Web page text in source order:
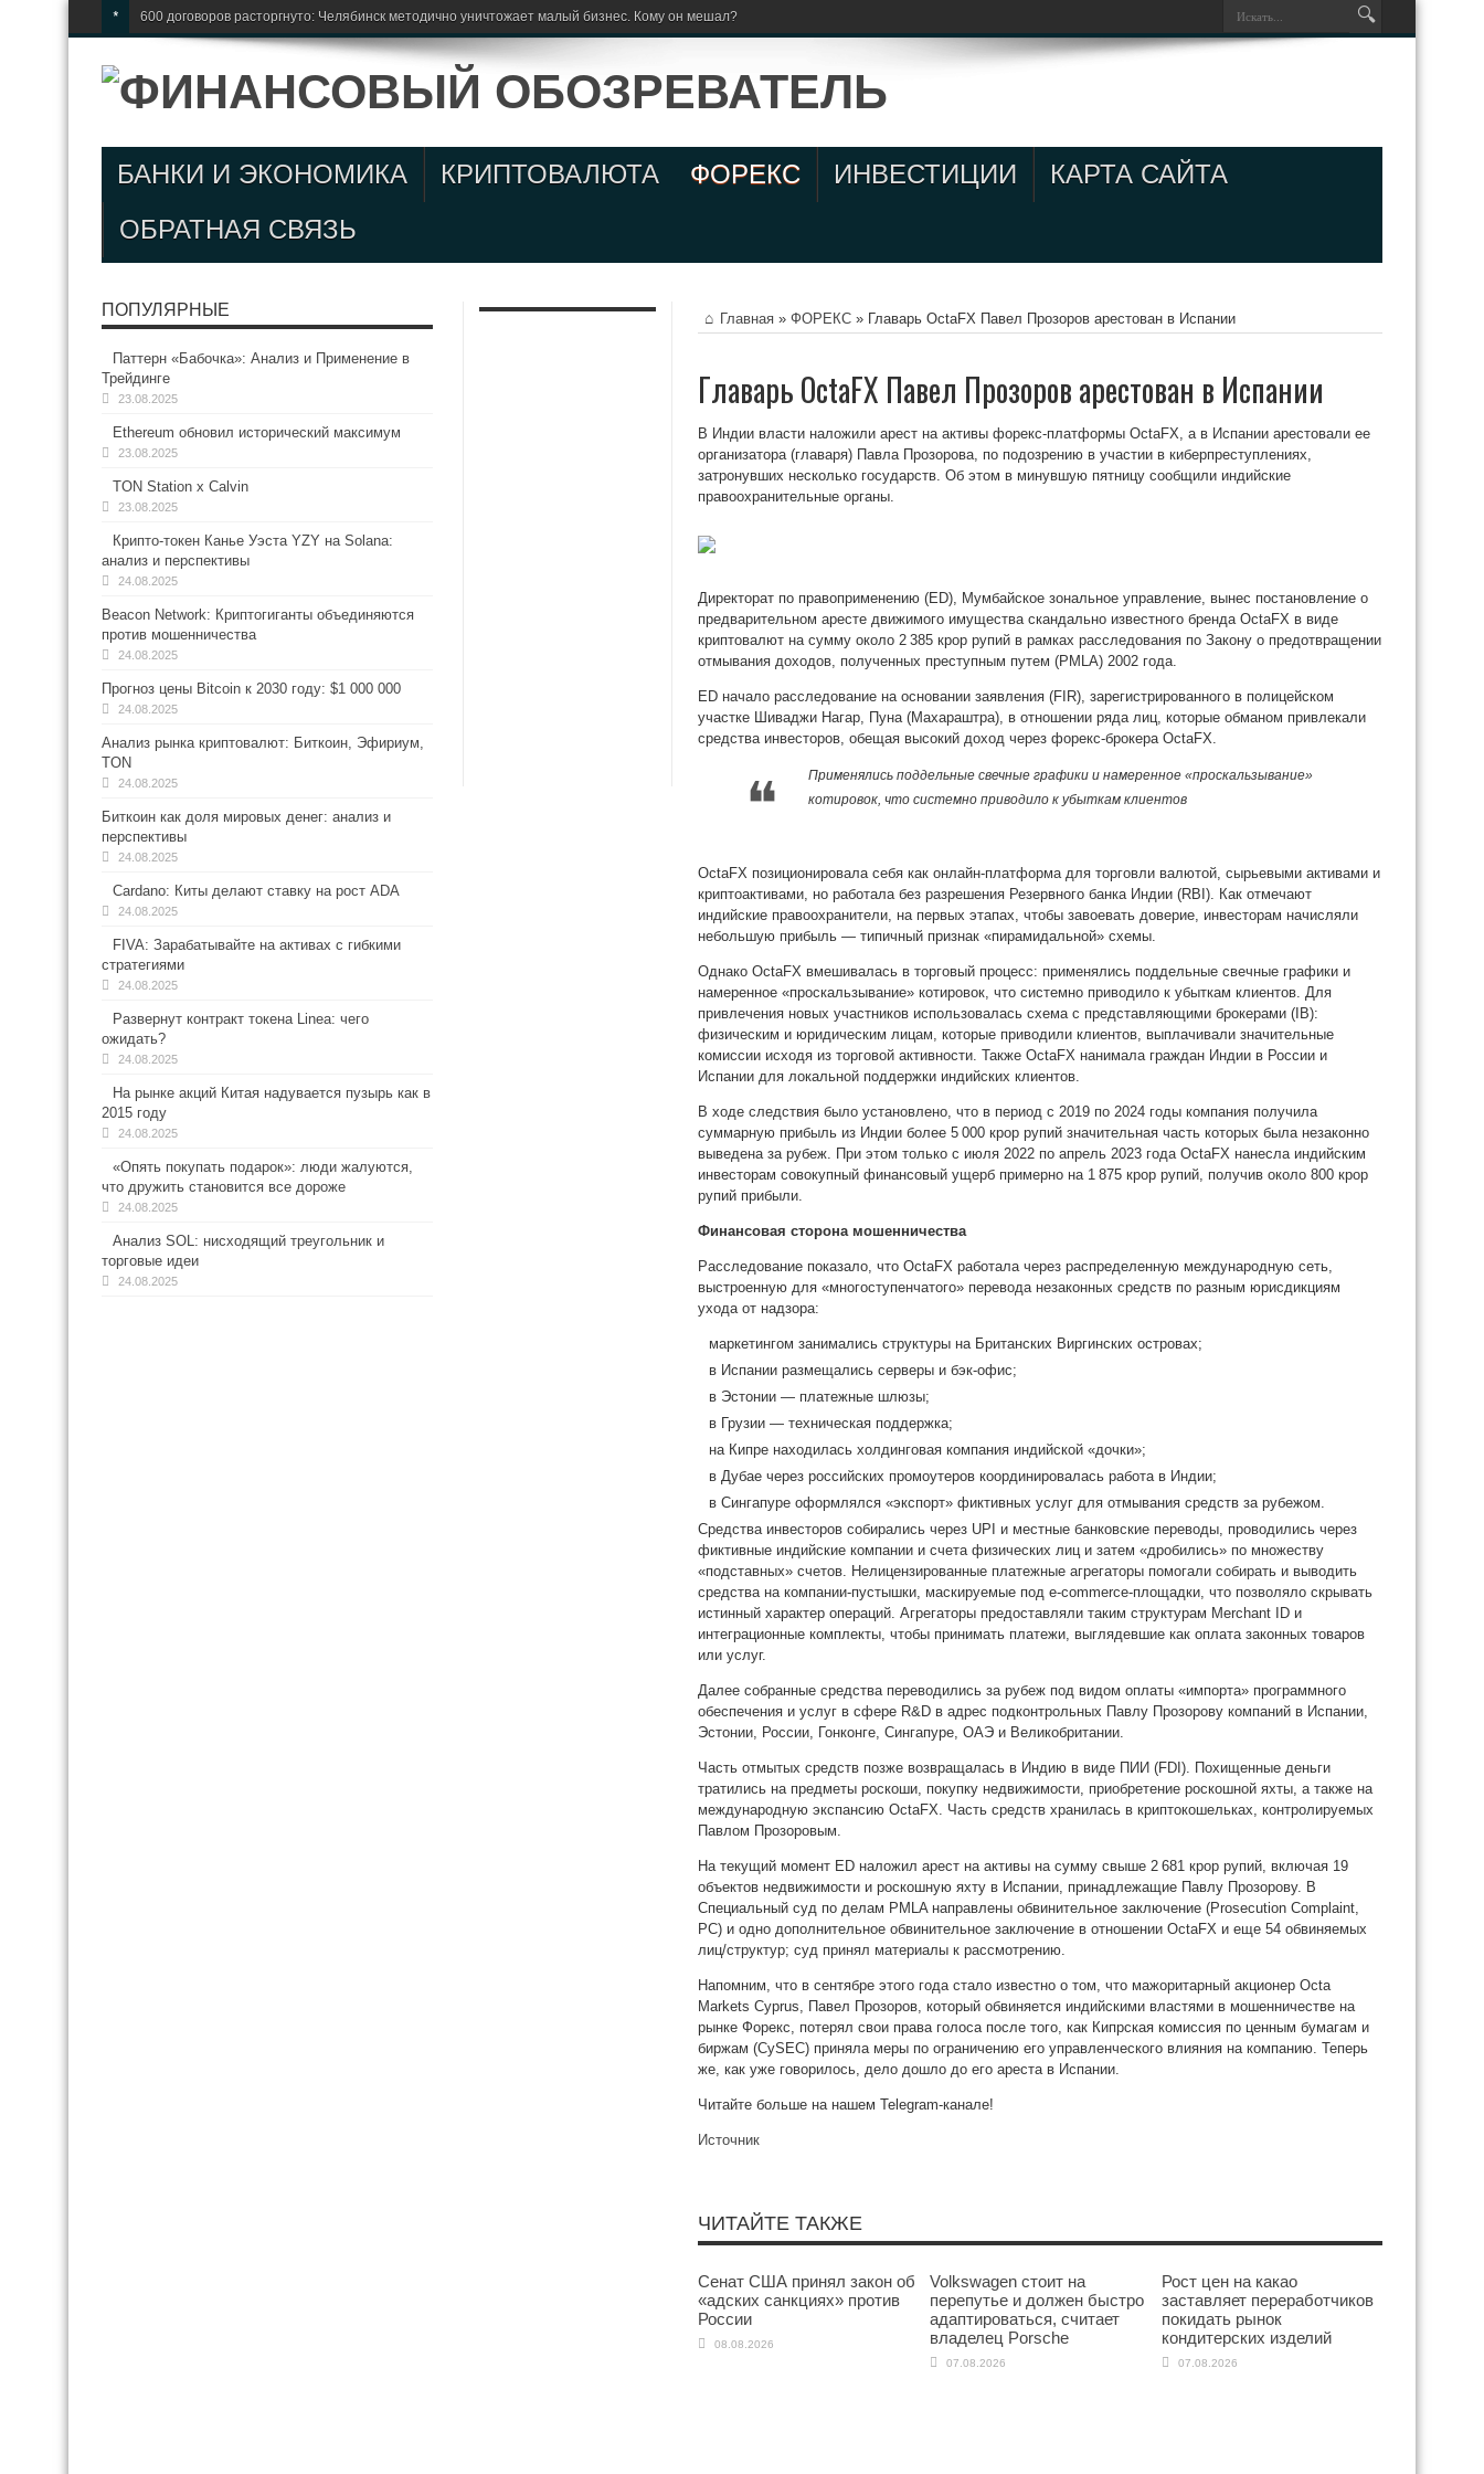
* 600 договоров расторгнуто: Челябинск методично уничтожает малый бизнес. Кому он мешал?
БАНКИ И ЭКОНОМИКА КРИПТОВАЛЮТА ФОРЕКС ИНВЕСТИЦИИ
КАРТА САЙТА
ОБРАТНАЯ СВЯЗЬ
Главная » ФОРЕКС » Главарь OctaFX Павел Прозоров арестован в Испании
Главарь OctaFX Павел Прозоров арестован в Испании
В Индии власти наложили арест на активы форекс‑платформы OctaFX, а в Испании арестовали ее
организатора (главаря) Павла Прозорова, по подозрению в участии в киберпреступлениях,
затронувших несколько государств. Об этом в минувшую пятницу сообщили индийские
правоохранительные органы.
Директорат по правоприменению (ED), Мумбайское зональное управление, вынес постановление о
предварительном аресте движимого имущества скандально известного бренда OctaFX в виде
криптовалют на сумму около 2 385 крор рупий в рамках расследования по Закону о предотвращении
отмывания доходов, полученных преступным путем (PMLA) 2002 года.
ED начало расследование на основании заявления (FIR), зарегистрированного в полицейском
участке Шиваджи Нагар, Пуна (Махараштра), в отношении ряда лиц, которые обманом привлекали
средства инвесторов, обещая высокий доход через форекс‑брокера OctaFX.
Применялись поддельные свечные графики и намеренное «проскальзывание»
котировок, что системно приводило к убыткам клиентов
OctaFX позиционировала себя как онлайн‑платформа для торговли валютой, сырьевыми активами и
криптоактивами, но работала без разрешения Резервного банка Индии (RBI). Как отмечают
индийские правоохранители, на первых этапах, чтобы завоевать доверие, инвесторам начисляли
небольшую прибыль — типичный признак «пирамидальной» схемы.
Однако OctaFX вмешивалась в торговый процесс: применялись поддельные свечные графики и
намеренное «проскальзывание» котировок, что системно приводило к убыткам клиентов. Для
привлечения новых участников использовалась схема с представляющими брокерами (IB):
физическим и юридическим лицам, которые приводили клиентов, выплачивали значительные
комиссии исходя из торговой активности. Также OctaFX нанимала граждан Индии в России и
Испании для локальной поддержки индийских клиентов.
В ходе следствия было установлено, что в период с 2019 по 2024 годы компания получила
суммарную прибыль из Индии более 5 000 крор рупий значительная часть которых была незаконно
выведена за рубеж. При этом только с июля 2022 по апрель 2023 года OctaFX нанесла индийским
инвесторам совокупный финансовый ущерб примерно на 1 875 крор рупий, получив около 800 крор
рупий прибыли.
Финансовая сторона мошенничества
Расследование показало, что OctaFX работала через распределенную международную сеть,
выстроенную для «многоступенчатого» перевода незаконных средств по разным юрисдикциям
ухода от надзора:
маркетингом занимались структуры на Британских Виргинских островах;
в Испании размещались серверы и бэк‑офис;
в Эстонии — платежные шлюзы;
в Грузии — техническая поддержка;
на Кипре находилась холдинговая компания индийской «дочки»;
в Дубае через российских промоутеров координировалась работа в Индии;
в Сингапуре оформлялся «экспорт» фиктивных услуг для отмывания средств за рубежом.
Средства инвесторов собирались через UPI и местные банковские переводы, проводились через
фиктивные индийские компании и счета физических лиц и затем «дробились» по множеству
«подставных» счетов. Нелицензированные платежные агрегаторы помогали собирать и выводить
средства на компании‑пустышки, маскируемые под e‑commerce‑площадки, что позволяло скрывать
истинный характер операций. Агрегаторы предоставляли таким структурам Merchant ID и
интеграционные комплекты, чтобы принимать платежи, выглядевшие как оплата законных товаров
или услуг.
Далее собранные средства переводились за рубеж под видом оплаты «импорта» программного
обеспечения и услуг в сфере R&D в адрес подконтрольных Павлу Прозорову компаний в Испании,
Эстонии, России, Гонконге, Сингапуре, ОАЭ и Великобритании.
Часть отмытых средств позже возвращалась в Индию в виде ПИИ (FDI). Похищенные деньги
тратились на предметы роскоши, покупку недвижимости, приобретение роскошной яхты, а также на
международную экспансию OctaFX. Часть средств хранилась в криптокошельках, контролируемых
Павлом Прозоровым.
На текущий момент ED наложил арест на активы на сумму свыше 2 681 крор рупий, включая 19
объектов недвижимости и роскошную яхту в Испании, принадлежащие Павлу Прозорову. В
Специальный суд по делам PMLA направлены обвинительное заключение (Prosecution Complaint,
PC) и одно дополнительное обвинительное заключение в отношении OctaFX и еще 54 обвиняемых
лиц/структур; суд принял материалы к рассмотрению.
Напомним, что в сентябре этого года стало известно о том, что мажоритарный акционер Octa
Markets Cyprus, Павел Прозоров, который обвиняется индийскими властями в мошенничестве на
рынке Форекс, потерял свои права голоса после того, как Кипрская комиссия по ценным бумагам и
биржам (CySEC) приняла меры по ограничению его управленческого влияния на компанию. Теперь
же, как уже говорилось, дело дошло до его ареста в Испании.
Читайте больше на нашем Telegram-канале!
Источник
ЧИТАЙТЕ ТАКЖЕ
Сенат США принял закон об
«адских санкциях» против
России
08.08.2026
Volkswagen стоит на
перепутье и должен быстро
адаптироваться, считает
владелец Porsche
07.08.2026
Рост цен на какао
заставляет переработчиков
покидать рынок
кондитерских изделий
07.08.2026
ПОПУЛЯРНЫЕ
Паттерн «Бабочка»: Анализ и Применение в
Трейдинге
23.08.2025
Ethereum обновил исторический максимум
23.08.2025
TON Station x Calvin
23.08.2025
Крипто-токен Канье Уэста YZY на Solana:
анализ и перспективы
24.08.2025
Beacon Network: Криптогиганты объединяются
против мошенничества
24.08.2025
Прогноз цены Bitcoin к 2030 году: $1 000 000
24.08.2025
Анализ рынка криптовалют: Биткоин, Эфириум,
TON
24.08.2025
Биткоин как доля мировых денег: анализ и
перспективы
24.08.2025
Cardano: Киты делают ставку на рост ADA
24.08.2025
FIVA: Зарабатывайте на активах с гибкими
стратегиями
24.08.2025
Развернут контракт токена Linea: чего
ожидать?
24.08.2025
На рынке акций Китая надувается пузырь как в
2015 году
24.08.2025
«Опять покупать подарок»: люди жалуются,
что дружить становится все дороже
24.08.2025
Анализ SOL: нисходящий треугольник и
торговые идеи
24.08.2025